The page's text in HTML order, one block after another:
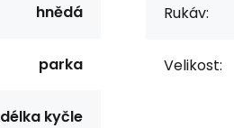
hnědá
parka
délka kyčle
Rukáv:
Velikost: